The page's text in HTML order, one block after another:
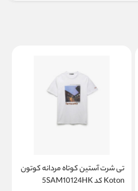
تی شرت آستین کوتاه مردانه کوتون
Koton کد 5SAM10124HK